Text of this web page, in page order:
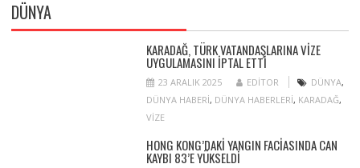
DÜNYA
KARADAĞ, TÜRK VATANDAŞLARINA VIZE
UYGULAMASINI IPTAL ETTI
23 ARALIK 2025 EDITOR DÜNYA,
DÜNYA HABERI, DÜNYA HABERLERI, KARADAĞ,
VIZE
HONG KONG’DAKI YANGIN FACIASINDA CAN
KAYBI 83’E YÜKSELDI